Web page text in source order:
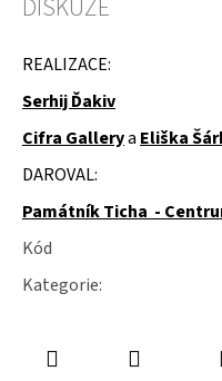
DISKUZE
REALIZACE:
Serhij Ďakiv
Cifra Gallerya Eliška
DAROVAL:
Památník Ticha -
Kód
Kategorie:
u
e
m
e
KOVOVÉ
STOJÁNKY